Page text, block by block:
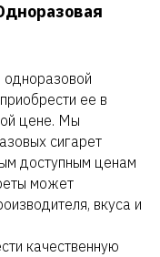
одноразовой
ее в
цене. Мы
сигарет
доступным ценам
может
вкуса и
качественную